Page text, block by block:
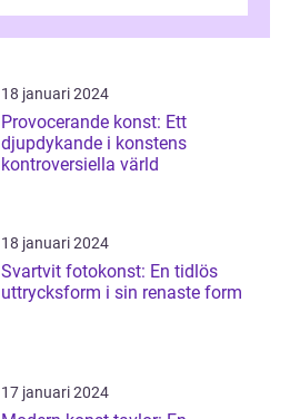
18 januari 2024
Provocerande konst: Ett
djupdykande i konstens
kontroversiella värld
18 januari 2024
Svartvit fotokonst: En tidlös
uttrycksform i sin renaste form
17 januari 2024